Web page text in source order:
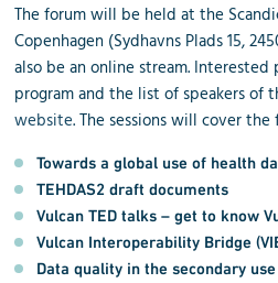
The forum will be held at the
Copenhagen (Sydhavns Plads 15,
also be an online stream.
program and the list of speakers of
website. The sessions will cover
Towards a global use of health
TEHDAS2 draft documents
Vulcan TED talks – get to know
Vulcan Interoperability Bridge
Data quality in the secondary